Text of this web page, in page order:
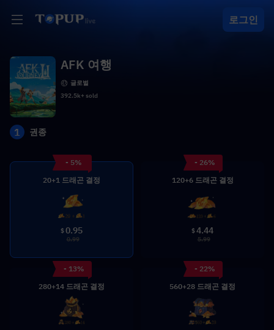
로그인
AFK 여행
글로벌
392.5k+ sold
1 권종
- 5%
20+1 드래곤 결정
$0.95
0.99
- 26%
120+6 드래곤 결정
$4.44
5.99
- 13%
280+14 드래곤 결정
- 22%
560+28 드래곤 결정